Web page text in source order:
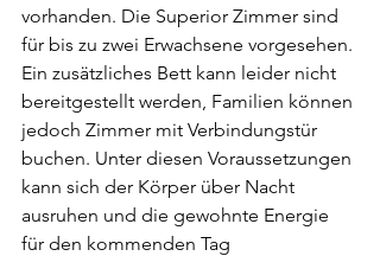
vorhanden. Die Superior Zimmer sind
für bis zu zwei Erwachsene vorgesehen.
Ein zusätzliches Bett kann leider nicht
bereitgestellt werden, Familien können
jedoch Zimmer mit Verbindungstür
buchen. Unter diesen Voraussetzungen
kann sich der Körper über Nacht
ausruhen und die gewohnte Energie
für den kommenden Tag